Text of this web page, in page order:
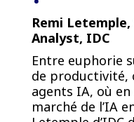
Remi
Analyst, IDC
Entre euphorie
de productivité,
agents IA, où
marché de l’IA